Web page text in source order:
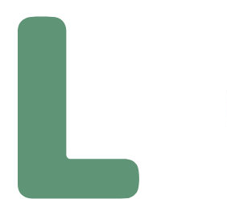
DX時代の業務自動化